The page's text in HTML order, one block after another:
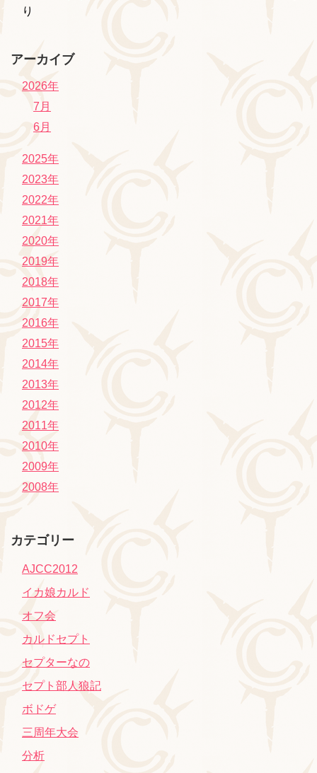
り
アーカイブ
2026年
7月
6月
2025年
2023年
2022年
2021年
2020年
2019年
2018年
2017年
2016年
2015年
2014年
2013年
2012年
2011年
2010年
2009年
2008年
カテゴリー
AJCC2012
イカ娘カルド
オフ会
カルドセプト
セプターなの
セプト部人狼記
ボドゲ
三周年大会
分析